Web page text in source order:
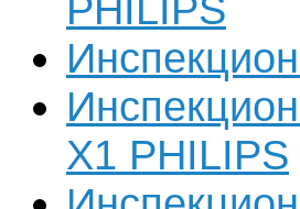
X1 PHILIPS